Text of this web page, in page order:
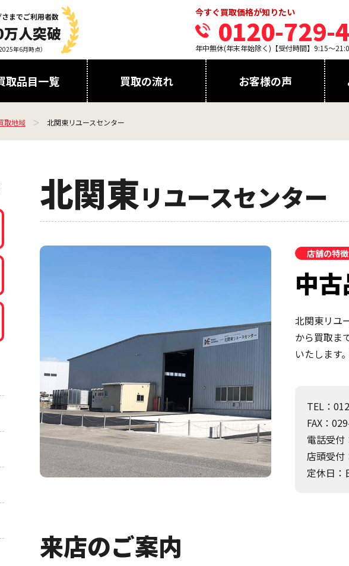
までご利用者数
人突破
2025年6月時点）
今すぐ買取価格が知りたい
0120-729-
年中無休(年末年始除く)【受付時間】9:15～
取品目一覧 買取の流れ お客様の声
取地域 北関東リユースセンター
北関東リユースセンター
店舗の特徴
中
北関東リユ
から買取ま
いたします
TEL：
FAX：
電話受付
店頭受付
定休日：
来店のご案内